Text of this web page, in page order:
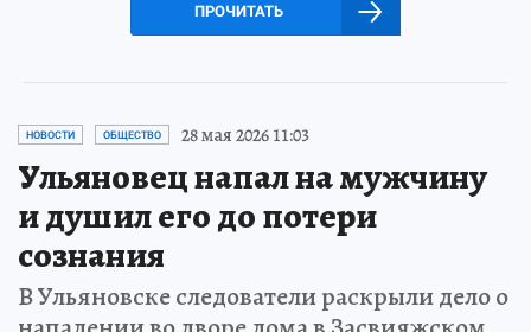
ПРОЧИТАТЬ
НОВОСТИ ОБЩЕСТВО 28 мая 2026 11:03
Ульяновец напал на мужчину
и душил его до потери
сознания
В Ульяновске следователи раскрыли дело о